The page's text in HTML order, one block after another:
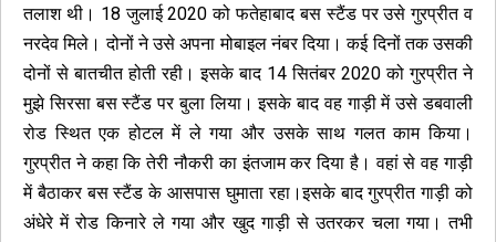
तलाश थी। 18 जुलाई 2020 को फतेहाबाद बस स्टैंड पर उसे गुरप्रीत व
नरदेव मिले। दोनों ने उसे अपना मोबाइल नंबर दिया। कई दिनों तक उसकी
दोनों से बातचीत होती रही। इसके बाद 14 सितंबर 2020 को गुरप्रीत ने
मुझे सिरसा बस स्टैंड पर बुला लिया। इसके बाद वह गाड़ी में उसे डबवाली
रोड स्थित एक होटल में ले गया और उसके साथ गलत काम किया।
गुरप्रीत ने कहा कि तेरी नौकरी का इंतजाम कर दिया है। वहां से वह गाड़ी
में बैठाकर बस स्टैंड के आसपास घुमाता रहा।इसके बाद गुरप्रीत गाड़ी को
अंधेरे में रोड किनारे ले गया और खुद गाड़ी से उतरकर चला गया। तभी